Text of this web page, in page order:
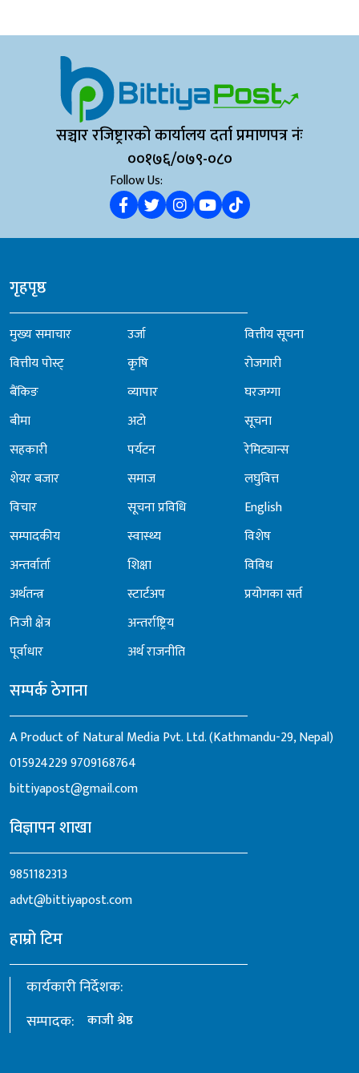
सञ्चार रजिष्ट्रारको कार्यालय दर्ता प्रमाणपत्र नंः
००१७६/०७९-०८०
Follow Us:
गृहपृष्ठ
मुख्य समाचार
वित्तीय पोस्ट्
बैंकिङ
बीमा
सहकारी
शेयर बजार
विचार
सम्पादकीय
अन्तर्वार्ता
अर्थतन्त्र
निजी क्षेत्र
पूर्वाधार
उर्जा
कृषि
व्यापार
अटो
पर्यटन
समाज
सूचना प्रविधि
स्वास्थ्य
शिक्षा
स्टार्टअप
अन्तर्राष्ट्रिय
अर्थ राजनीति
वित्तीय सूचना
रोजगारी
घरजग्गा
सूचना
रेमिट्यान्स
लघुवित्त
English
विशेष
विविध
प्रयोगका सर्त
सम्पर्क ठेगाना
A Product of Natural Media Pvt. Ltd. (Kathmandu-29, Nepal)
0159242299709168764
bittiyapost@gmail.com
विज्ञापन शाखा
9851182313
advt@bittiyapost.com
हाम्रो टिम
कार्यकारी निर्देशक:
सम्पादक:
काजी श्रेष्ठ